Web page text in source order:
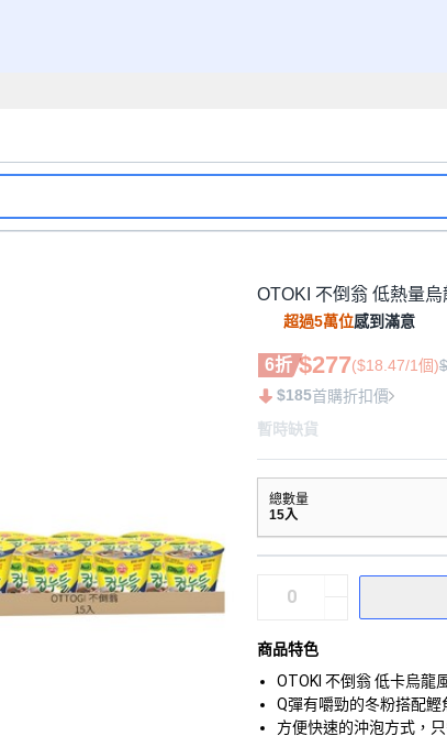
OTOKI 不倒翁 低熱量
超過5萬位感到滿意
6折 $277($18.47/1個)
$185首購折扣價
暫時缺貨
總數量
15入
商品特色
OTOKI 不倒翁 低卡烏龍
Q彈有嚼勁的冬粉搭配
方便快速的沖泡方式，